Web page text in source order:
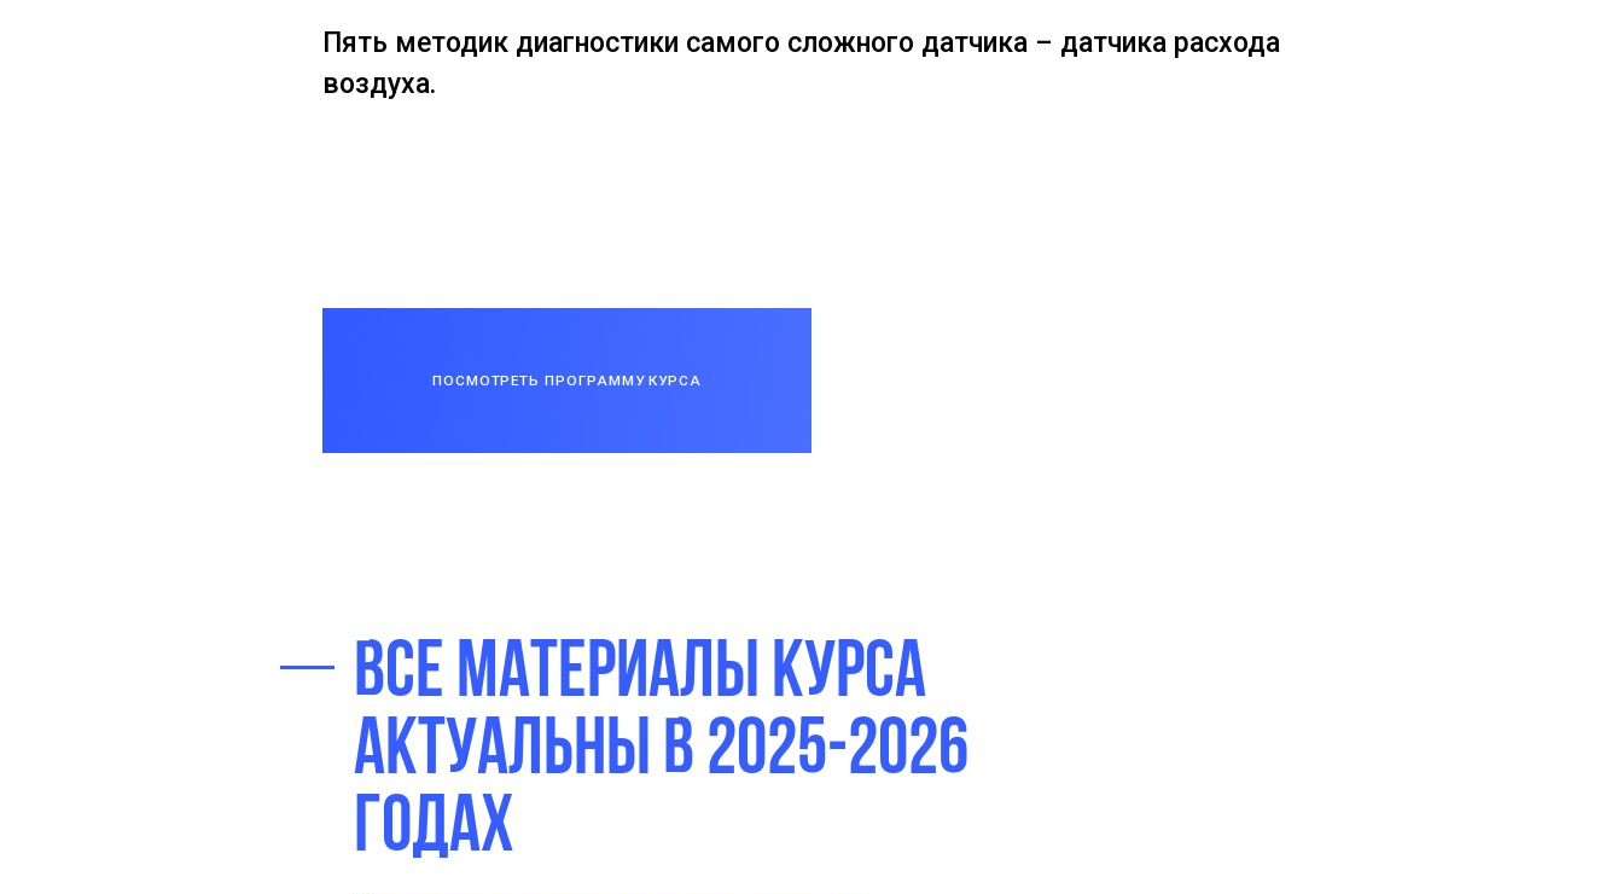
Пять методик диагностики самого сложного датчика – датчика расхода
воздуха.
ПОСМОТРЕТЬ ПРОГРАММУ КУРСА
Все материалы курса
актуальны в 2025-2026
годах